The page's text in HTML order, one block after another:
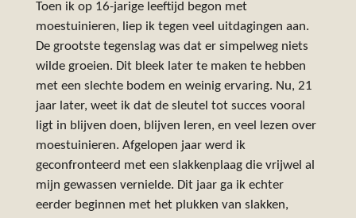
Toen ik op 16-jarige leeftijd begon met
moestuinieren, liep ik tegen veel uitdagingen aan.
De grootste tegenslag was dat er simpelweg niets
wilde groeien. Dit bleek later te maken te hebben
met een slechte bodem en weinig ervaring. Nu, 21
jaar later, weet ik dat de sleutel tot succes vooral
ligt in blijven doen, blijven leren, en veel lezen over
moestuinieren. Afgelopen jaar werd ik
geconfronteerd met een slakkenplaag die vrijwel al
mijn gewassen vernielde. Dit jaar ga ik echter
eerder beginnen met het plukken van slakken,